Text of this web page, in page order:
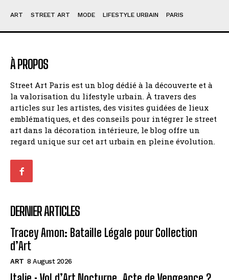
ART STREET ART MODE LIFESTYLE URBAIN PARIS
À PROPOS
Street Art Paris est un blog dédié à la découverte et à
la valorisation du lifestyle urbain. À travers des
articles sur les artistes, des visites guidées de lieux
emblématiques, et des conseils pour intégrer le street
art dans la décoration intérieure, le blog offre un
regard unique sur cet art urbain en pleine évolution.
DERNIER ARTICLES
Tracey Amon: Bataille Légale pour Collection
d’Art
ART 8 August 2026